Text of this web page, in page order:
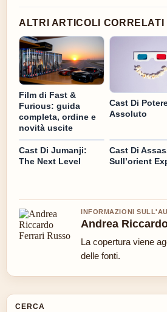
ALTRI ARTICOLI CORRELATI
Film di Fast &
Furious: guida
completa, ordine e
novità uscite
Cast Di
Assoluto
Cast Di Jumanji:
The Next Level
Cast Di
Sull’orient
INFORMAZIONI
Andrea
La copertura viene
delle fonti.
CERCA